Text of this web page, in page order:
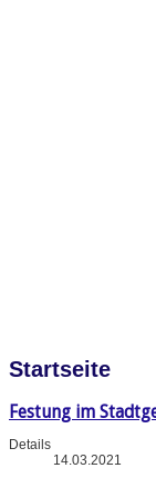
Startseite
Festung im
Details
14.03.2021